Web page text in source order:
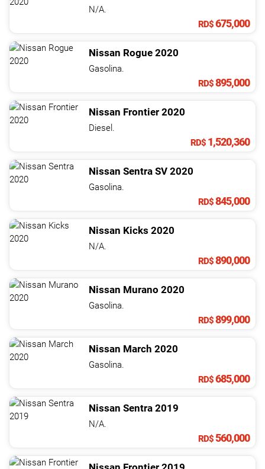
N/A.
RD$675,000
Nissan Rogue 2020
Gasolina.
RD$895,000
Nissan Frontier 2020
Diesel.
RD$ 1,520,360
Nissan Sentra SV 2020
Gasolina.
RD$845,000
Nissan Kicks 2020
N/A.
RD$890,000
Nissan Murano 2020
Gasolina.
RD$899,000
Nissan March 2020
Gasolina.
RD$685,000
Nissan Sentra 2019
N/A.
RD$560,000